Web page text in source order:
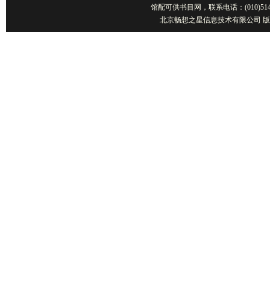
馆配可供书目网，联系电话：
北京畅想之星信息技术有限公司